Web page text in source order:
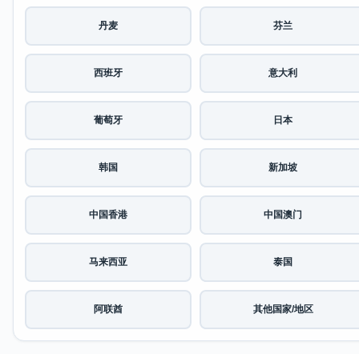
丹麦 芬兰
西班牙 意大利
葡萄牙 日本
韩国 新加坡
中国香港 中国澳门
马来西亚 泰国
阿联酋 其他国家/地区